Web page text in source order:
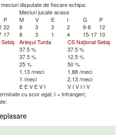
disputate de fiecare echipa:
Meciuri jucate acasa
P M V E I G
P
22 8 3 3 2 9-8
12
17 8 3 1 4 15-17 10
Arieșul Turda
CS Național Sebiș
37.5 %
37.5 %
37.5 %
12.5 %
25 %
50 %
1.13 /meci
1.88 /meci
1 /meci
2.13 /meci
E EV EV I V I V I I V
cu scor egal; I = Infrangeri;